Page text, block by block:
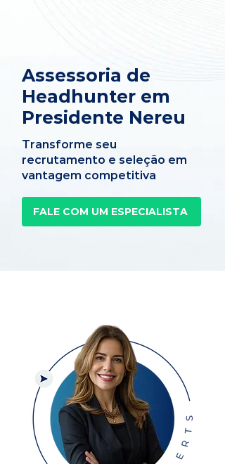
Assessoria de
Headhunter em
Presidente Nereu
Transforme seu
recrutamento e seleção em
vantagem competitiva
FALE COM UM ESPECIALISTA